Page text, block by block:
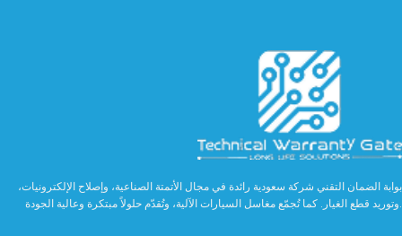
بوابة الضمان التقني شركة سعودية رائدة في مجال الأتمتة الصناعية، وإصلاح الإلكترونيات،
وتوريد قطع الغيار. كما تُجمّع مغاسل السيارات الآلية، وتُقدّم حلولاً مبتكرة وعالية الجودة.